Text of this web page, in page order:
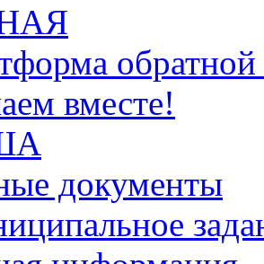
обратной
вместе!
документы